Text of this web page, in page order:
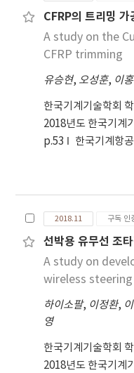
CFRP의 트리밍
A study on the
CFRP trimming
유승현, 오성훈, 이
한국기계기술학회
2018년도 한국기계
p.53
한국기계항
2018.11 구독 인
선박용 유무선 조
A study on
wireless
하이소팔, 이정환,
영
한국기계기술학회
2018년도 한국기계